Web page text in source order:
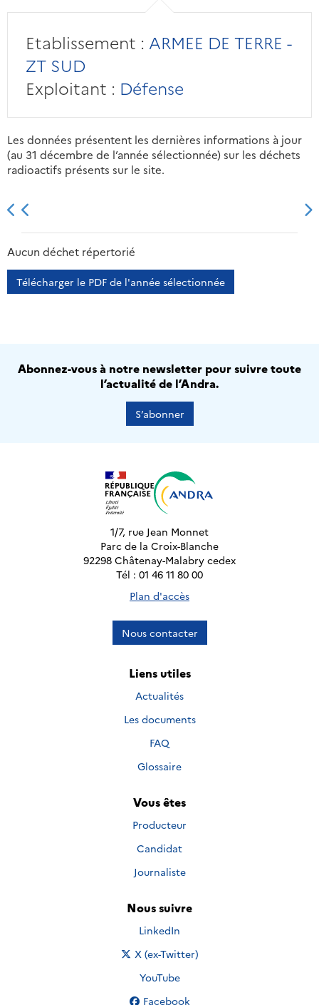
Etablissement : ARMEE DE TERRE -
ZT SUD
Exploitant : Défense
Les données présentent les dernières informations à jour
(au 31 décembre de l’année sélectionnée) sur les déchets
radioactifs présents sur le site.
2013 2014
Aucun déchet répertorié
Télécharger le PDF de l'année sélectionnée
Abonnez-vous à notre newsletter pour suivre toute
l’actualité de l’Andra.
S’abonner
1/7, rue Jean Monnet
Parc de la Croix-Blanche
92298 Châtenay-Malabry cedex
Tél : 01 46 11 80 00
Plan d'accès
Nous contacter
Liens utiles
Actualités
Les documents
FAQ
Glossaire
Vous êtes
Producteur
Candidat
Journaliste
Nous suivre
Nous suivre sur
LinkedIn
Nous suivre sur
X (ex-Twitter)
Nous suivre sur
YouTube
Nous suivre sur
Facebook